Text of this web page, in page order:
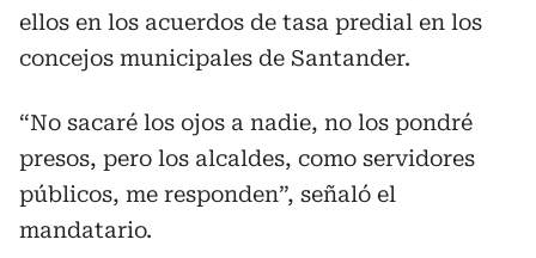
ellos en los acuerdos de tasa predial en los
concejos municipales de Santander.
“No sacaré los ojos a nadie, no los pondré
presos, pero los alcaldes, como servidores
públicos, me responden”, señaló el
mandatario.